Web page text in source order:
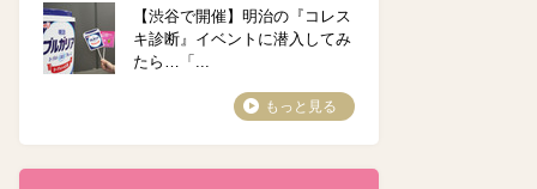
【渋谷で開催】明治の『コレス
キ診断』イベントに潜入してみ
たら…「...
もっと見る